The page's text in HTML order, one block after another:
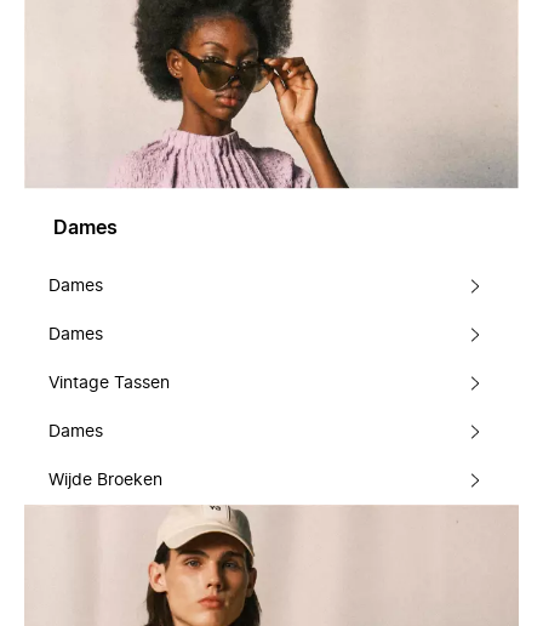
Dames
Dames
Dames
Vintage Tassen
Dames
Wijde Broeken